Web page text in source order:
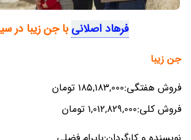
فرهاد اصلانیبا جن زیبا در
جن زیبا
فروش هفتگی:185,183,000 تومان
فروش کلی:1,012,829,000 تومان